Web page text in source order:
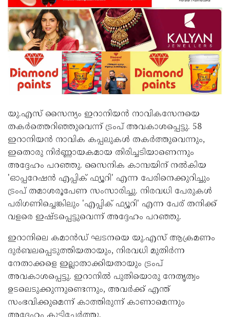
യു.എസ് സൈന്യം ഇറാനിയൻ നാവികസേനയെ
തകർത്തെറിഞ്ഞുവെന്ന് ട്രംപ് അവകാശപ്പെട്ടു. 58
ഇറാനിയൻ നാവിക കപ്പലുകൾ തകർത്തുവെന്നും,
ഇതൊരു നിർണ്ണായകമായ തിരിച്ചടിയാണെന്നും
അദ്ദേഹം പറഞ്ഞു. സൈനിക കാമ്പയിന് നൽകിയ
'ഓപ്പറേഷൻ എപ്പിക് ഫ്യൂറി' എന്ന പേരിനെക്കുറിച്ചും
ട്രംപ് തമാശരൂപേണ സംസാരിച്ചു. നിരവധി പേരുകൾ
പരിഗണിച്ചെങ്കിലും 'എപ്പിക് ഫ്യൂറി' എന്ന പേര് തനിക്ക്
വളരെ ഇഷ്ടപ്പെട്ടുവെന്ന് അദ്ദേഹം പറഞ്ഞു.
ഇറാനിലെ കമാൻഡ് ഘടനയെ യു.എസ് ആക്രമണം
ദുർബലപ്പെടുത്തിയതായും, നിരവധി മുതിർന്ന
നേതാക്കളെ ഇല്ലാതാക്കിയതായും ട്രംപ്
അവകാശപ്പെട്ടു. ഇറാനിൽ പുതിയൊരു നേതൃത്വം
ഉടലെടുക്കുന്നുണ്ടെന്നും, അവർക്ക് എന്ത്
സംഭവിക്കുമെന്ന് കാത്തിരുന്ന് കാണാമെന്നും